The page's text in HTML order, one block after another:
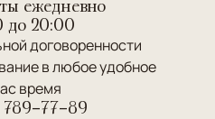
ежедневно
до 20:00
договоренности
в любое удобное
время
789-77-89